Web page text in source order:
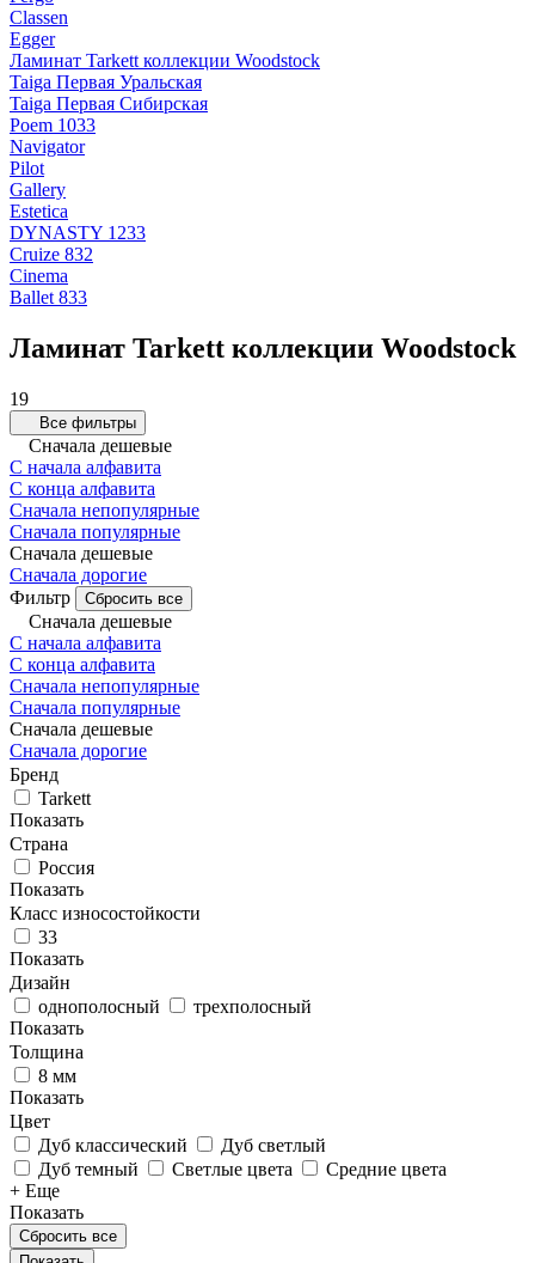
Classen
Egger
Ламинат Tarkett коллекции Woodstock
Taiga Первая Уральская
Taiga Первая Сибирская
Poem 1033
Navigator
Pilot
Gallery
Estetica
DYNASTY 1233
Cruize 832
Cinema
Ballet 833
Ламинат Tarkett коллекции Woodstock
19
Все фильтры
Сначала дешевые
С начала алфавита
С конца алфавита
Сначала непопулярные
Сначала популярные
Сначала дешевые
Сначала дорогие
Фильтр
Сбросить все
Сначала дешевые
С начала алфавита
С конца алфавита
Сначала непопулярные
Сначала популярные
Сначала дешевые
Сначала дорогие
Бренд
Tarkett
Показать
Страна
Россия
Показать
Класс износостойкости
33
Показать
Дизайн
однополосный
трехполосный
Показать
Толщина
8 мм
Показать
Цвет
Дуб классический
Дуб светлый
Дуб темный
Светлые цвета
Средние цвета
+ Еще
Показать
Сбросить все